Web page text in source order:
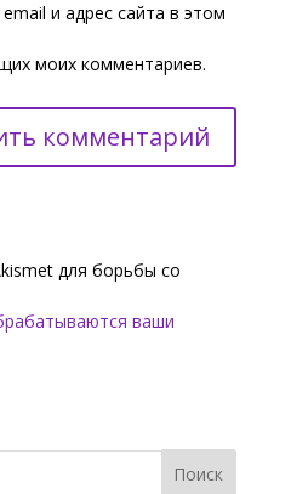
и адрес сайта в этом
моих комментариев.
для борьбы со
ваши